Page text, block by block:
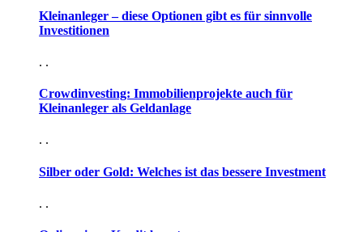
Kleinanleger – diese Optionen gibt es für sinnvolle
Investitionen
. .
Crowdinvesting: Immobilienprojekte auch für
Kleinanleger als Geldanlage
. .
Silber oder Gold: Welches ist das bessere Investment
. .